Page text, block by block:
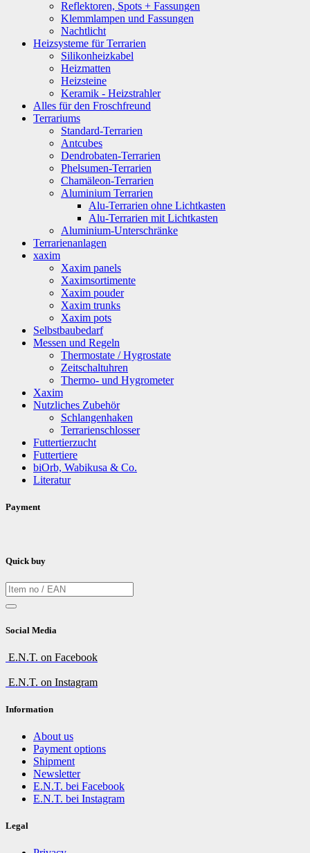
Reflektoren, Spots + Fassungen
Klemmlampen und Fassungen
Nachtlicht
Heizsysteme für Terrarien
Silikonheizkabel
Heizmatten
Heizsteine
Keramik - Heizstrahler
Alles für den Froschfreund
Terrariums
Standard-Terrarien
Antcubes
Dendrobaten-Terrarien
Phelsumen-Terrarien
Chamäleon-Terrarien
Aluminium Terrarien
Alu-Terrarien ohne Lichtkasten
Alu-Terrarien mit Lichtkasten
Aluminium-Unterschränke
Terrarienanlagen
xaxim
Xaxim panels
Xaximsortimente
Xaxim pouder
Xaxim trunks
Xaxim pots
Selbstbaubedarf
Messen und Regeln
Thermostate / Hygrostate
Zeitschaltuhren
Thermo- und Hygrometer
Xaxim
Nutzliches Zubehör
Schlangenhaken
Terrarienschlosser
Futtertierzucht
Futtertiere
biOrb, Wabikusa & Co.
Literatur
Payment
Quick buy
Social Media
E.N.T. on Facebook
E.N.T. on Instagram
Information
About us
Payment options
Shipment
Newsletter
E.N.T. bei Facebook
E.N.T. bei Instagram
Legal